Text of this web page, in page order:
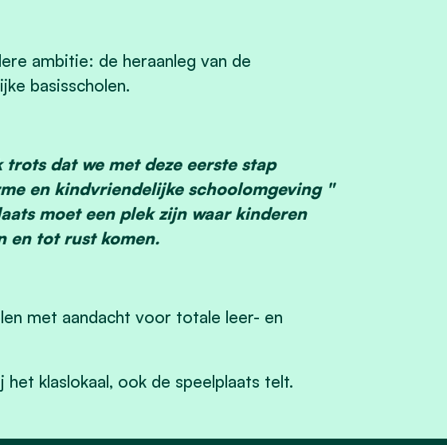
ambitie: de heraanleg van de
basisscholen.
dat we met deze eerste stap
en kindvriendelijke schoolomgeving "
moet een plek zijn waar kinderen
en tot rust komen.
met aandacht voor totale leer- en
klaslokaal, ook de speelplaats telt.